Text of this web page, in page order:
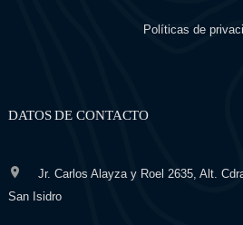
Políticas de
DATOS DE CONTACTO
Jr. Carlos Alayza y Roel 2635, Alt.
San Isidro